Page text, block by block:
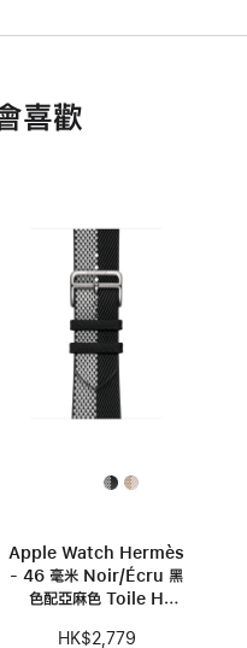
喜歡
Apple Watch Hermès
- 46 毫米 Noir/Écru 黑
色配亞麻色 Toile H
HK$2,779